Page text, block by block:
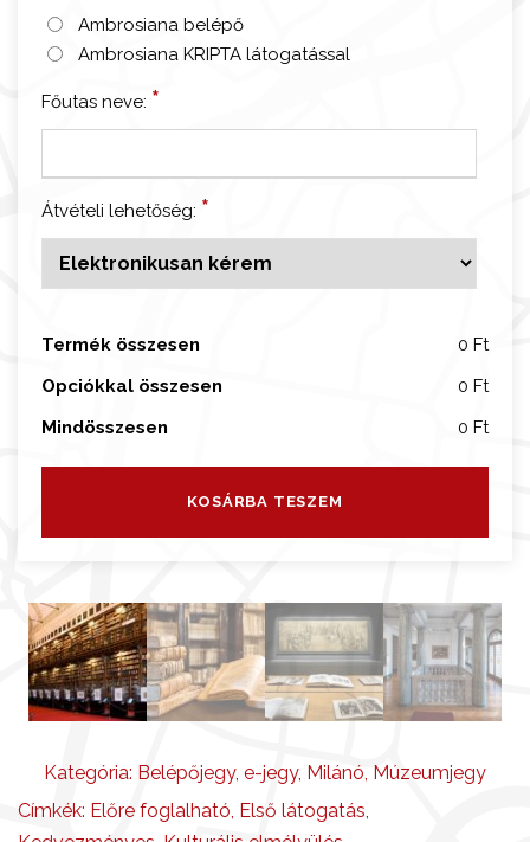
n
ó
P
i
c
m
a
n
a
é
s
i
Ambrosiana belépő
Ambrosiana KRIPTA látogatással
Főutas neve: *
Átvételi lehetőség: *
Termék összesen
0 Ft
Opciókkal összesen
0 Ft
Mindösszesen
0 Ft
KOSÁRBA TESZEM
Kategória: Belépőjegy, e-jegy, Milánó Múzeumjegy
Címkék: Előre foglalható Első látogatás